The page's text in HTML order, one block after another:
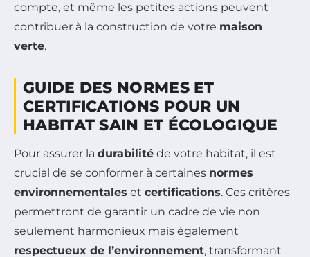
compte, et même les petites actions peuvent
contribuer à la construction de votre maison
verte.
GUIDE DES NORMES ET
CERTIFICATIONS POUR UN
HABITAT SAIN ET ÉCOLOGIQUE
Pour assurer la durabilité de votre habitat, il est
crucial de se conformer à certaines normes
environnementales et certifications. Ces critères
permettront de garantir un cadre de vie non
seulement harmonieux mais également
respectueux de l’environnement, transformant